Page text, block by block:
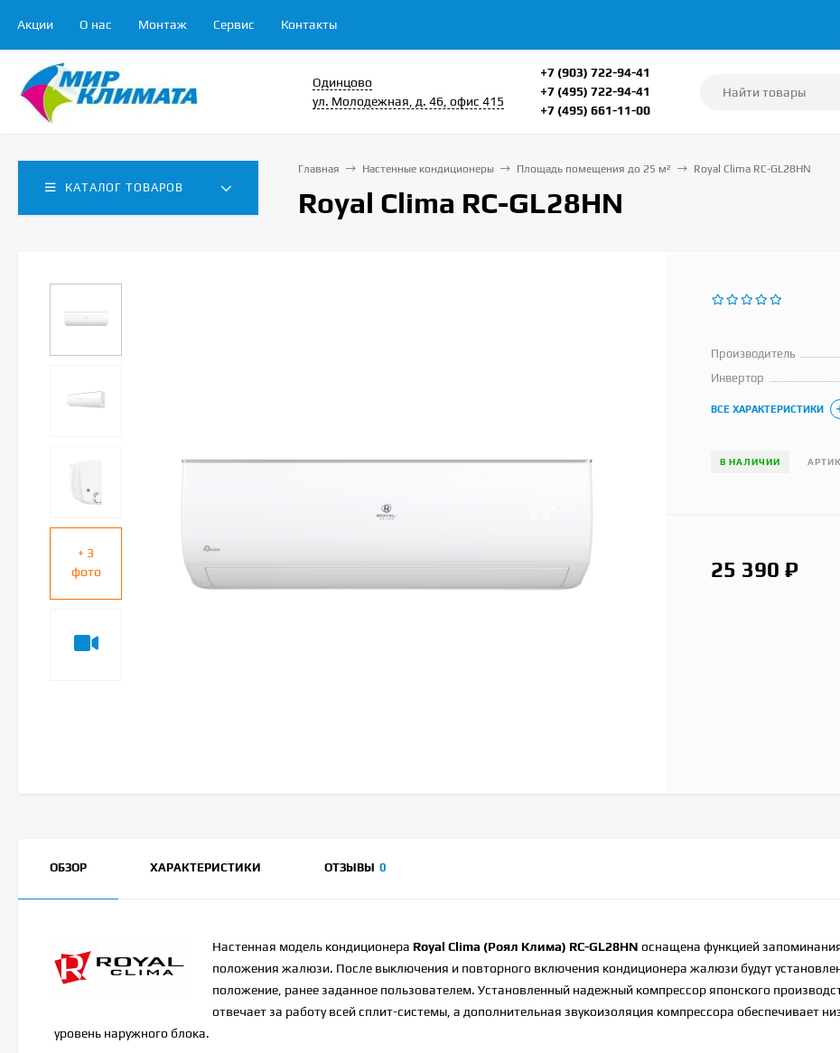
Акции О нас Монтаж Сервис Контакты
Одинцово
ул. Молодежная, д. 46, офис 415
+7 (903) 722-94-41
+7 (495) 722-94-41
+7 (495) 661-11-00
КАТАЛОГ ТОВАРОВ
Главная Настенные кондиционеры Площадь помещения до 25 м² Royal Clima RC-GL28HN
Royal Clima RC-GL28HN
+ 3
фото
Производитель
Инвертор
ВСЕ ХАРАКТЕРИСТИКИ
В НАЛИЧИИ
25 390₽
ОБЗОР ХАРАКТЕРИСТИКИ ОТЗЫВЫ 0
Настенная модель кондиционера Royal Clima (Роял Клима) RC-GL28HN оснащена функцией
положения жалюзи. После выключения и повторного включения кондиционера жалюзи будут
положение, ранее заданное пользователем. Установленный надежный компрессор японского
отвечает за работу всей сплит-системы, а дополнительная звукоизоляция компрессора обеспечивает
уровень наружного блока.